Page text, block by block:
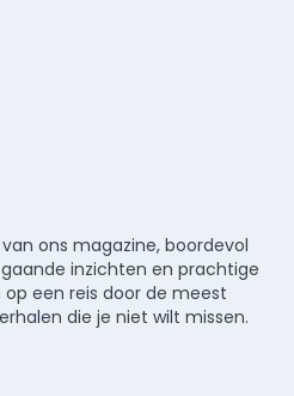
ons magazine, boordevol
inzichten en prachtige
een reis door de meest
die je niet wilt missen.